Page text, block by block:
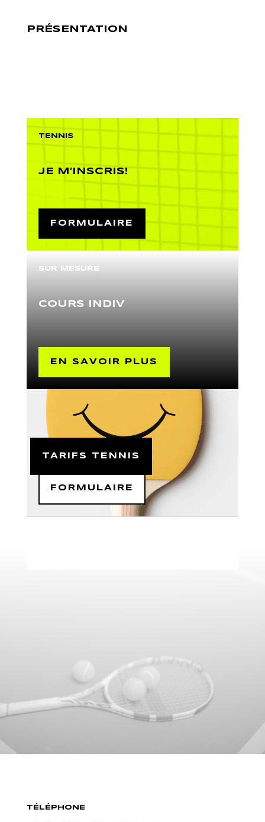
PRÉSENTATION
TENNIS
JE M’INSCRIS!
FORMULAIRE
SUR MESURE
COURS INDIV
EN SAVOIR PLUS
FORMULAIRE
TARIFS TENNIS
TÉLÉPHONE